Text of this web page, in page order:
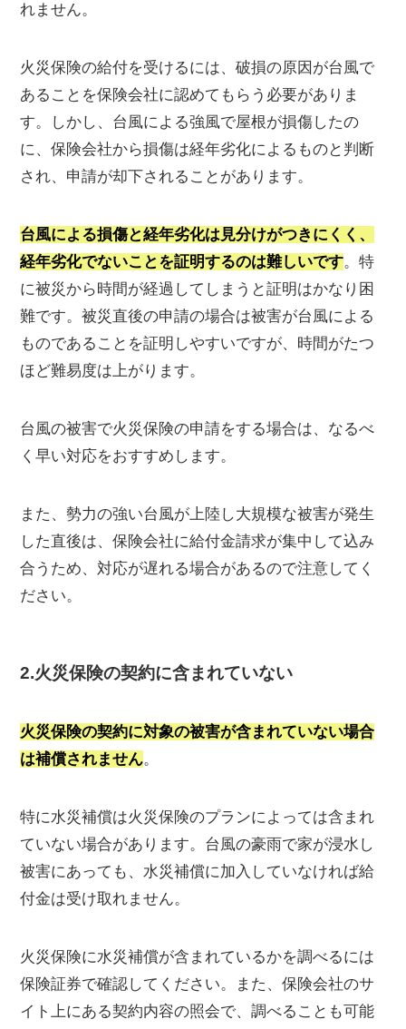
れません。
火災保険の給付を受けるには、破損の原因が台風で
あることを保険会社に認めてもらう必要がありま
す。しかし、台風による強風で屋根が損傷したの
に、保険会社から損傷は経年劣化によるものと判断
され、申請が却下されることがあります。
台風による損傷と経年劣化は見分けがつきにくく、
経年劣化でないことを証明するのは難しいです。特
に被災から時間が経過してしまうと証明はかなり困
難です。被災直後の申請の場合は被害が台風による
ものであることを証明しやすいですが、時間がたつ
ほど難易度は上がります。
台風の被害で火災保険の申請をする場合は、なるべ
く早い対応をおすすめします。
また、勢力の強い台風が上陸し大規模な被害が発生
した直後は、保険会社に給付金請求が集中して込み
合うため、対応が遅れる場合があるので注意してく
ださい。
2.火災保険の契約に含まれていない
火災保険の契約に対象の被害が含まれていない場合
は補償されません。
特に水災補償は火災保険のプランによっては含まれ
ていない場合があります。台風の豪雨で家が浸水し
被害にあっても、水災補償に加入していなければ給
付金は受け取れません。
火災保険に水災補償が含まれているかを調べるには
保険証券で確認してください。また、保険会社のサ
イト上にある契約内容の照会で、調べることも可能